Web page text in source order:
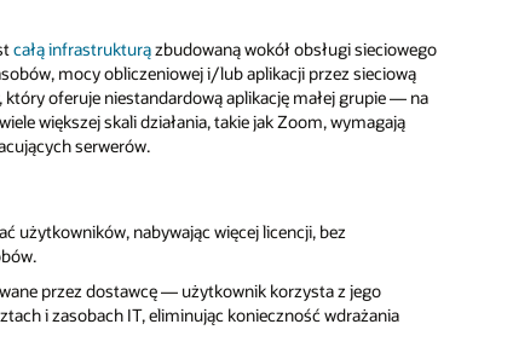
całą infrastrukturązbudowaną wokół obsługi sieciowego
mocy obliczeniowej i/lub aplikacji przez sieciową
oferuje niestandardową aplikację małej grupie — na
większej skali działania, takie jak Zoom, wymagają
serwerów.
użytkowników, nabywając więcej licencji, bez
przez dostawcę — użytkownik korzysta z jego
i zasobach IT, eliminując konieczność wdrażania